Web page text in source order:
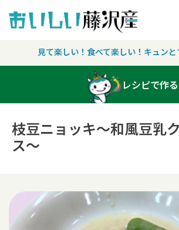
Main Navigation
見て楽しい！食べて楽しい！キュンと
レシピで作る
枝豆ニョッキ～和風豆乳
ス～